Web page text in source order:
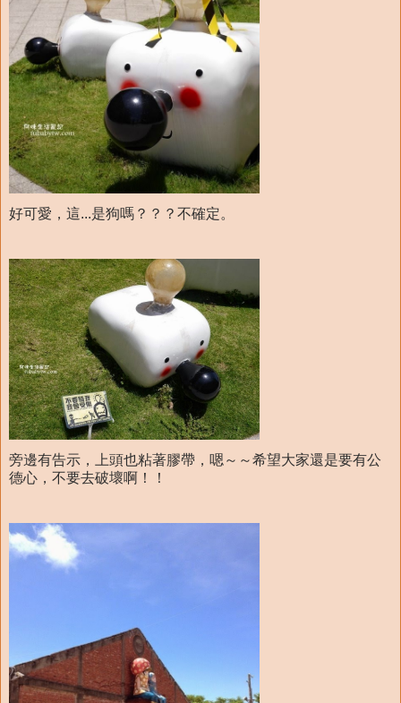
好可愛，這...是狗嗎？？？不確定。
旁邊有告示，上頭也粘著膠帶，嗯～～希望大家還是要有公
德心，不要去破壞啊！！